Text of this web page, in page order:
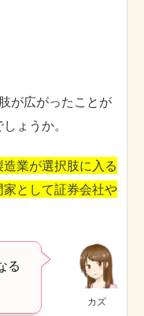
が広がったことが
ょうか。
造業が選択肢に入る
として証券会社や
カズ
る